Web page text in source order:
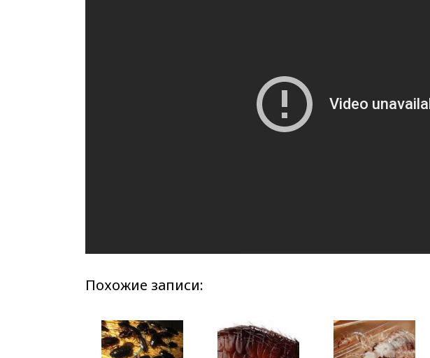
Похожие записи: